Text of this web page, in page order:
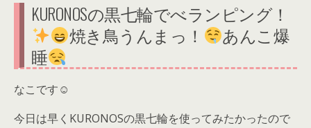
KURONOSの黒七輪でべランピング！
焼き鳥うんまっ！
あんこ爆
睡
なこです☺
今日は早くKURONOSの黒七輪を使ってみたかったので